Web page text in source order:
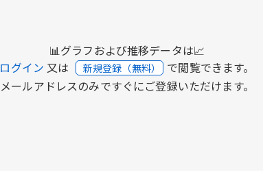
📊グラフおよび推移データは📈
ログイン 又は 新規登録（無料） で閲覧できます。
メールアドレスのみですぐにご登録いただけます。